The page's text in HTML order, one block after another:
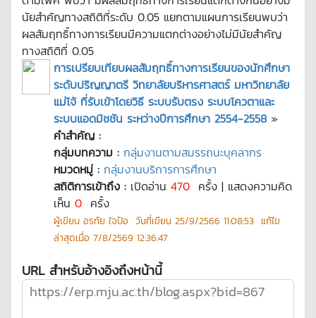
นัยสำคัญทางสถิติที่ระดับ 0.05 แยกตามแผนการเรียนพบว่า
ผลสัมฤทธิ์ทางการเรียนมีความแตกต่างอย่างไม่มีนัยสำคัญ
ทางสถิติที่ 0.05
การเปรียบเทียบผลสัมฤทธิ์ทางการเรียนของนักศึกษา
ระดับปริญญาตรี วิทยาลัยบริหารศาสตร์ มหาวิทยาลัย
แม่โจ้ ที่รับเข้าโดยวิธี ระบบรับตรง ระบบโควตาและ
ระบบแอดมิชชัน ระหว่างปีการศึกษา 2554-2558»
คำสำคัญ :
กลุ่มบทความ : กลุ่มงานตามสมรรถนะบุคลากร
หมวดหมู่ : กลุ่มงานบริการการศึกษา
สถิติการเข้าถึง : เปิดอ่าน 470 ครั้ง | แสดงความคิด
เห็น 0 ครั้ง
ผู้เขียน อรทัย ใจป้อ วันที่เขียน 25/9/2566 11:08:53 แก้ไข
ล่าสุดเมื่อ 7/8/2569 12:36:47
URL สำหรับอ้างอิงถึงหน้านี้